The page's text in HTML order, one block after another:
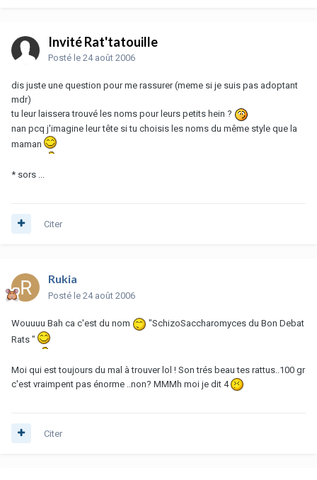
Invité Rat'tatouille
Posté le 24 août 2006
dis juste une question pour me rassurer (meme si je suis pas adoptant
mdr)
tu leur laissera trouvé les noms pour leurs petits hein ?
nan pcq j'imagine leur tête si tu choisis les noms du même style que la
maman
* sors ...
Citer
Rukia
Posté le 24 août 2006
Wouuuu Bah ca c'est du nom
"SchizoSaccharomyces du Bon Debat
Rats "
Moi qui est toujours du mal à trouver lol ! Son trés beau tes rattus..100 gr
c'est vraimpent pas énorme ..non? MMMh moi je dit 4
Citer